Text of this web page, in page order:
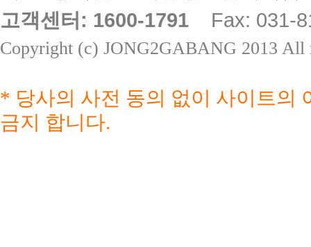
고객센터: 1600-1791 Fax: 031-
Copyright (c) JONG2GABANG 2013 All
* 당사의 사전 동의 없이 사이트의
금지 합니다.